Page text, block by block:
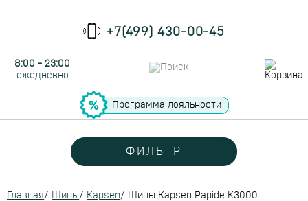
+7(499) 430-00-45
8:00 - 23:00
ежедневно
Программа лояльности
ФИЛЬТР
Главная/ Шины/ Kapsen/ Шины Kapsen Papide K3000